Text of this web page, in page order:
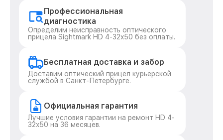
Профессиональная
диагностика
Определим неисправность оптического
прицела Sightmark HD 4-32x50 без оплаты.
Бесплатная доставка и забор
Доставим оптический прицел курьерской
службой в Санкт-Петербурге.
Официальная гарантия
Лучшие условия гарантии на ремонт HD 4-
32x50 на 36 месяцев.